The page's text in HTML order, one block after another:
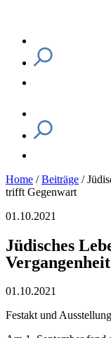
Home /Beiträge /
trifft Gegenwart
01.10.2021
Jüdisches
01.10.2021
Festakt und